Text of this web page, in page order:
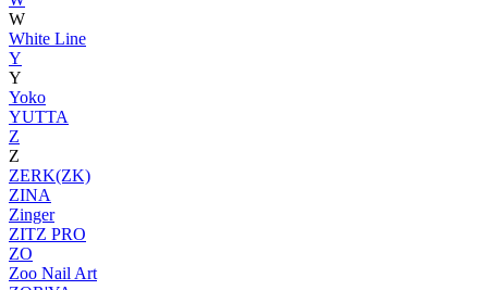
W
White Line
Y
Y
Yoko
YUTTA
Z
Z
ZERK(ZK)
ZINA
Zinger
ZITZ PRO
ZO
Zoo Nail Art